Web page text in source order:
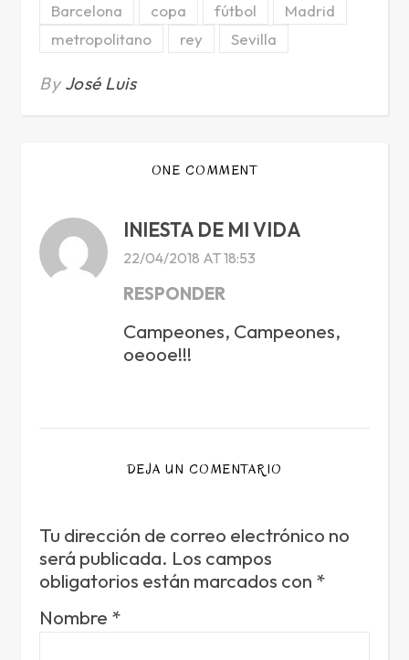
Barcelona copa fútbol
Madrid
metropolitano
rey Sevilla
ByJosé Luis
ONE COMMENT
INIESTA DE MI VIDA
22/04/2018 AT 18:53
RESPONDER
Campeones, Campeones,
oeooe!!!
DEJA UN COMENTARIO
Tu dirección de correo electrónico no
será publicada. Los campos
obligatorios están marcados con *
Nombre *